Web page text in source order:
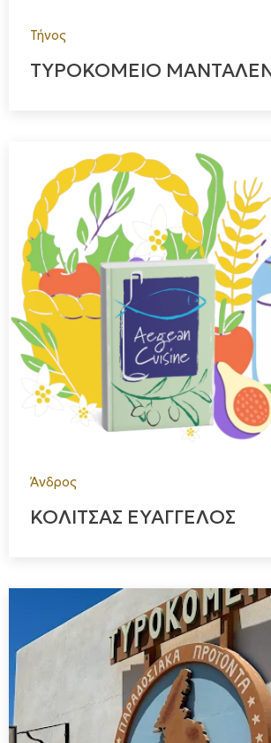
Τήνος
ΤΥΡΟΚΟΜΕΙΟ
Άνδρος
ΚΟΛΙΤΣΑΣ ΕΥΑΓΓΕΛΟΣ